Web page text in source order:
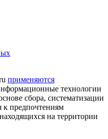
применяются
технологии
сбора, систематизации
к предпочтениям
на территории